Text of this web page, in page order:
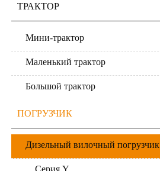
ТРАКТОР
Мини-трактор
Маленький трактор
Большой трактор
ПОГРУЗЧИК
Дизельный вилочный погрузчик
Серия Y